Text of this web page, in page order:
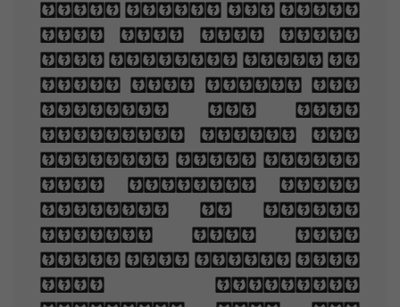
love false or true,
But one man loved
the pilgrim soul in
you, And loved the
sorrows of your
changing face. And
bending down beside
the glowing bars,
Murmur, a little
sadly, how Love
fled And paced upon
the mountains